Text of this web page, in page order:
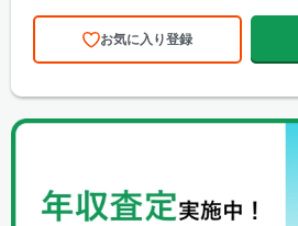
お気に入り登録